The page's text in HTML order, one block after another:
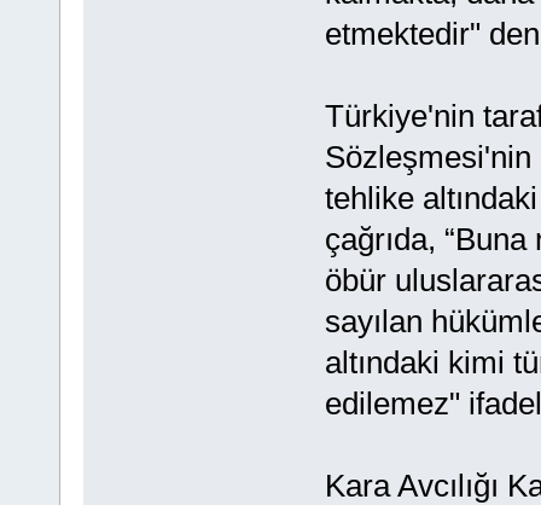
etmektedir"
Türkiye'nin
Sözleşmesi'nin
tehlike
çağrıda,
öbür
sayılan
altındaki kimi
edilemez"
Kara Avcılığı